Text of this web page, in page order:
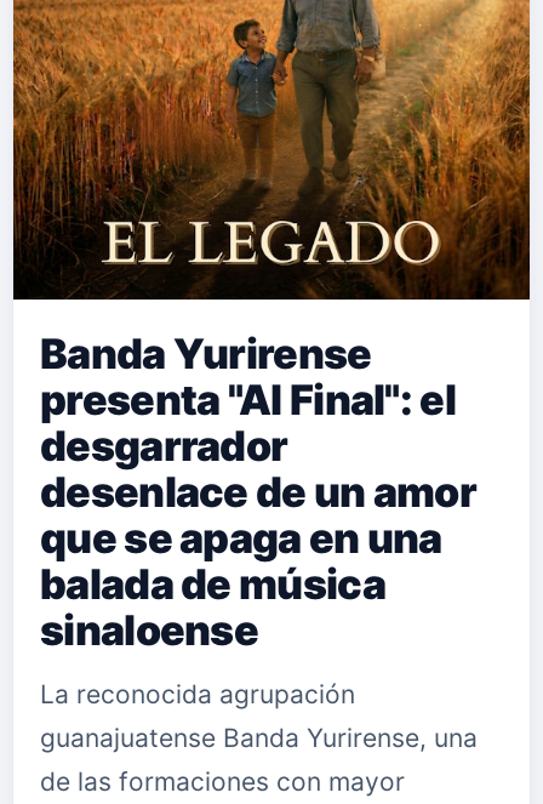
Banda Yurirense
presenta "Al Final": el
desgarrador
desenlace de un amor
que se apaga en una
balada de música
sinaloense
La reconocida agrupación
guanajuatense Banda Yurirense, una
de las formaciones con mayor